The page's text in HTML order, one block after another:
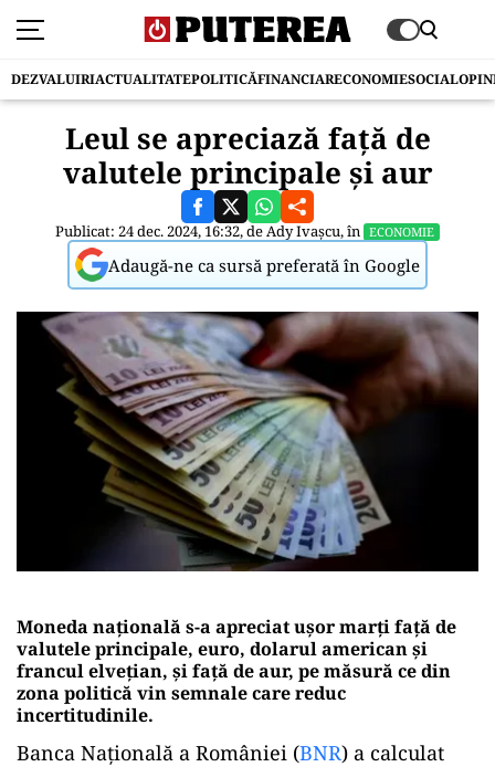
DEZVALUIRIACTUALITATEPOLITICĂFINANCIARECONOMIESOCIAL
Leul se apreciază faţă de
valutele principale şi aur
Publicat: 24 dec. 2024, 16:32, deAdy Ivașcu, în ECONOMIE
Adaugă-ne ca sursă preferată în Google
Moneda naţională s-a apreciat uşor marţi faţă de
valutele principale, euro, dolarul american şi
francul elveţian, şi faţă de aur, pe măsură ce din
zona politică vin semnale care reduc
incertitudinile.
Banca Naţională a României (BNR) a calculat